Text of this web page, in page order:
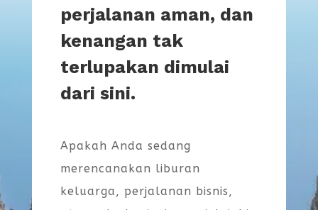
perjalanan aman, dan
kenangan tak
terlupakan dimulai
dari sini.
Apakah Anda sedang
merencanakan liburan
keluarga, perjalanan bisnis,